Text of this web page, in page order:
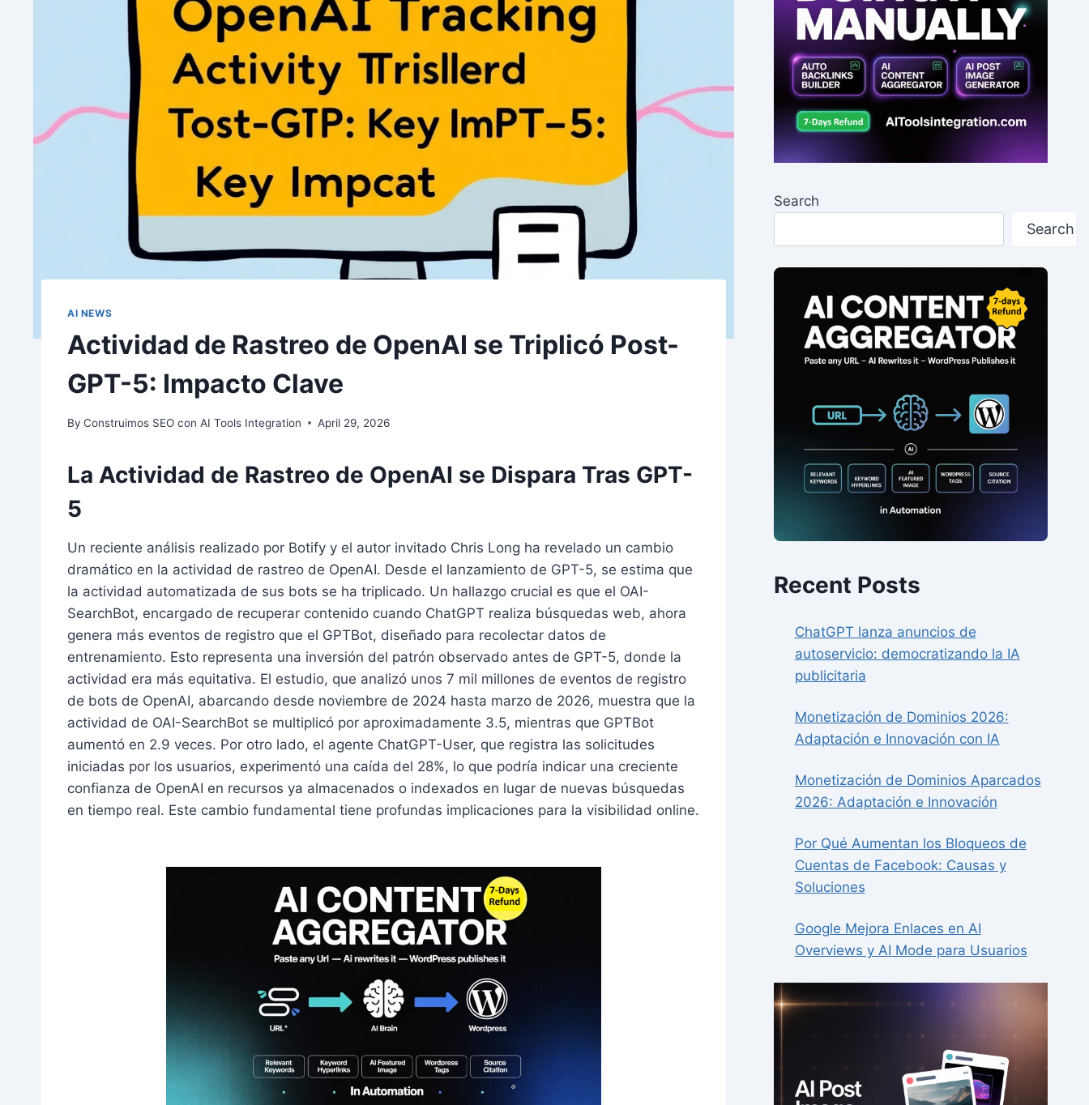
AI NEWS
Actividad de Rastreo de OpenAI se Triplicó Post-
GPT-5: Impacto Clave
By Construimos SEO con AI Tools Integration April 29, 2026
La Actividad de Rastreo de OpenAI se Dispara Tras GPT-
5
Un reciente análisis realizado por Botify y el autor invitado Chris Long ha revelado un cambio
dramático en la actividad de rastreo de OpenAI. Desde el lanzamiento de GPT-5, se estima que
la actividad automatizada de sus bots se ha triplicado. Un hallazgo crucial es que el OAI-
SearchBot, encargado de recuperar contenido cuando ChatGPT realiza búsquedas web, ahora
genera más eventos de registro que el GPTBot, diseñado para recolectar datos de
entrenamiento. Esto representa una inversión del patrón observado antes de GPT-5, donde la
actividad era más equitativa. El estudio, que analizó unos 7 mil millones de eventos de registro
de bots de OpenAI, abarcando desde noviembre de 2024 hasta marzo de 2026, muestra que la
actividad de OAI-SearchBot se multiplicó por aproximadamente 3.5, mientras que GPTBot
aumentó en 2.9 veces. Por otro lado, el agente ChatGPT-User, que registra las solicitudes
iniciadas por los usuarios, experimentó una caída del 28%, lo que podría indicar una creciente
confianza de OpenAI en recursos ya almacenados o indexados en lugar de nuevas búsquedas
en tiempo real. Este cambio fundamental tiene profundas implicaciones para la visibilidad online.
Search
Search
Recent Posts
ChatGPT lanza anuncios de
autoservicio: democratizando la IA
publicitaria
Monetización de Dominios 2026:
Adaptación e Innovación con IA
Monetización de Dominios Aparcados
2026: Adaptación e Innovación
Por Qué Aumentan los Bloqueos de
Cuentas de Facebook: Causas y
Soluciones
Google Mejora Enlaces en AI
Overviews y AI Mode para Usuarios